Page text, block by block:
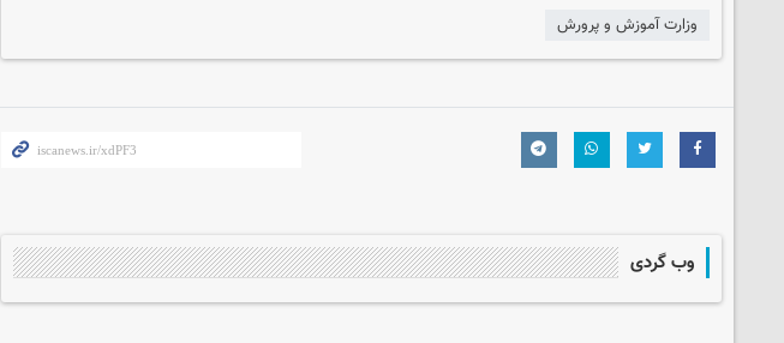
وزارت آموزش و پرورش
وب گردی